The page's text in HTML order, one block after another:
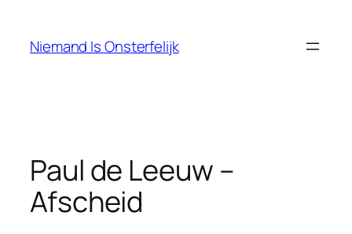
Niemand Is Onsterfelijk
Paul de Leeuw –
Afscheid